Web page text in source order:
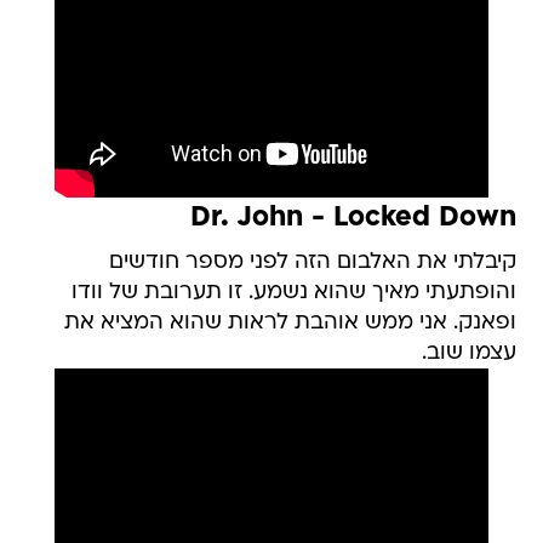
Dr. John - Locked Down
קיבלתי את האלבום הזה לפני מספר חודשים
והופתעתי מאיך שהוא נשמע. זו תערובת של וודו
ופאנק. אני ממש אוהבת לראות שהוא המציא את
עצמו שוב.